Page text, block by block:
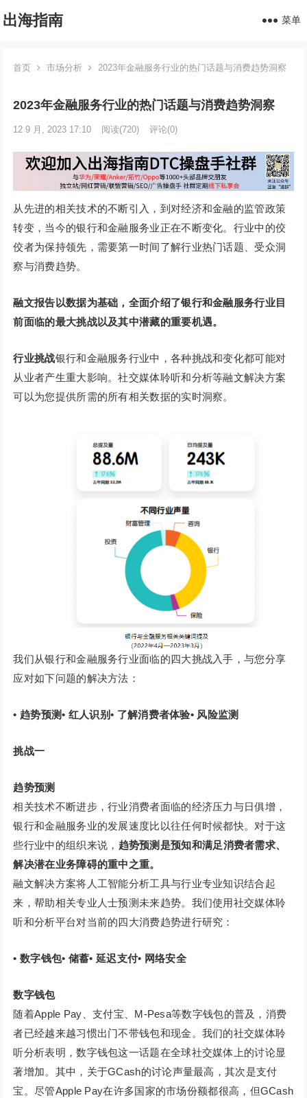
出海指南 菜单
首页 市场分析 2023年金融服务行业的热门话题与消费趋势洞察
2023年金融服务行业的热门话题与消费趋势洞察
12 9 月, 2023 17:10 阅读(720) 评论(0)
从先进的相关技术的不断引入，到对经济和金融的监管政策
转变，当今的银行和金融服务业正在不断变化。行业中的佼
佼者为保持领先，需要第一时间了解行业热门话题、受众洞
察与消费趋势。
融文报告以数据为基础，全面介绍了银行和金融服务行业目
前面临的最大挑战以及其中潜藏的重要机遇。
行业挑战银行和金融服务行业中，各种挑战和变化都可能对
从业者产生重大影响。社交媒体聆听和分析等融文解决方案
可以为您提供所需的所有相关数据的实时洞察。
我们从银行和金融服务行业面临的四大挑战入手，与您分享
应对如下问题的解决方法：
• 趋势预测• 红人识别• 了解消费者体验• 风险监测
挑战一
趋势预测
相关技术不断进步，行业消费者面临的经济压力与日俱增，
银行和金融服务业的发展速度比以往任何时候都快。对于这
些行业中的组织来说， 趋势预测是预知和满足消费者需求、
解决潜在业务障碍的重中之重。
融文解决方案将人工智能分析工具与行业专业知识结合起
来，帮助相关专业人士预测未来趋势。我们使用社交媒体聆
听和分析平台对当前的四大消费趋势进行研究：
• 数字钱包• 储蓄• 延迟支付• 网络安全
数字钱包
随着Apple Pay、支付宝、M-Pesa等数字钱包的普及，消费
者已经越来越习惯出门不带钱包和现金。我们的社交媒体聆
听分析表明，数字钱包这一话题在全球社交媒体上的讨论显
著增加。其中，关于GCash的讨论声量最高，其次是支付
宝。尽管Apple Pay在许多国家的市场份额都很高，但GCash